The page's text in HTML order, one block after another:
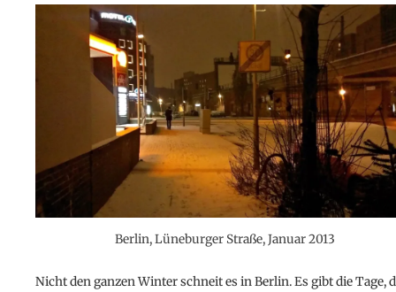
Berlin, Lüneburger Straße, Januar 2013
Nicht den ganzen Winter schneit es in Berlin. Es gibt die Tage,